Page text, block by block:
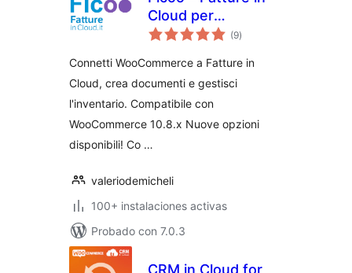
Cloud per
WooCommerce
(9total
de
)
Connetti WooCommerce a Fatture in
Cloud, crea documenti e gestisci
l'inventario. Compatibile con
WooCommerce 10.8.x Nuove opzioni
disponibili! Co …
valeriodemicheli
100+ instalaciones activas
Probado con 7.0.3
CRM in Cloud for